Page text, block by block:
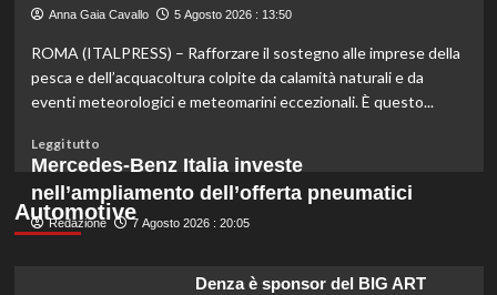
tua
il
menù
ideale
caldo
gli
esperti.
Anna Gaia Cavallo 5 Agosto 2026 : 13:50
ROMA (ITALPRESS) – Rafforzare il sostegno alle imprese della
pesca e dell’acquacoltura colpite da calamità naturali e da
eventi meteorologici e meteomarini eccezionali. È questo...
Leggi tuttoLeggi
di
più
su
Fondo
Automotive
Mercedes-Benz Italia investe
nell’ampliamento dell’offerta pneumatici
Redazione 7 Agosto 2026 : 20:05
Denza è sponsor del BIG ART